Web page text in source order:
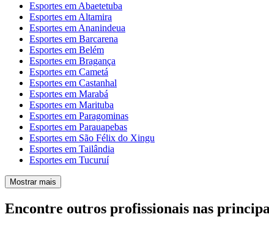
Esportes em Abaetetuba
Esportes em Altamira
Esportes em Ananindeua
Esportes em Barcarena
Esportes em Belém
Esportes em Bragança
Esportes em Cametá
Esportes em Castanhal
Esportes em Marabá
Esportes em Marituba
Esportes em Paragominas
Esportes em Parauapebas
Esportes em São Félix do Xingu
Esportes em Tailândia
Esportes em Tucuruí
Mostrar mais
Encontre outros profissionais nas